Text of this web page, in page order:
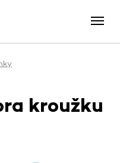
kroužku